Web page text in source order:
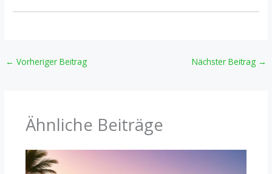
← Vorheriger Beitrag Nächster Beitrag →
Ähnliche Beiträge